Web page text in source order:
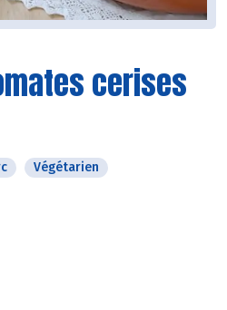
cerises
Végétarien